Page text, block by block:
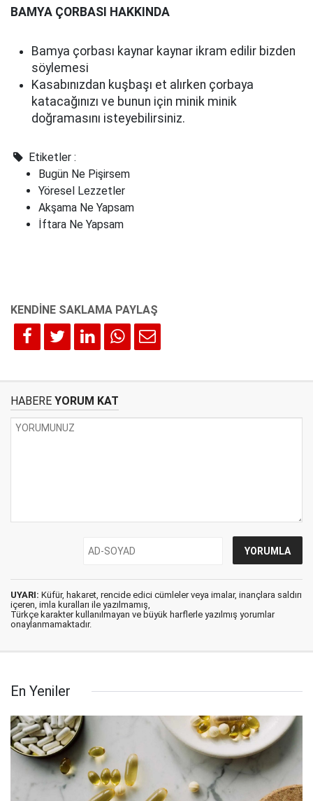
BAMYA ÇORBASI HAKKINDA
Bamya çorbası kaynar kaynar ikram edilir bizden
söylemesi
Kasabınızdan kuşbaşı et alırken çorbaya
katacağınızı ve bunun için minik minik
doğramasını isteyebilirsiniz.
Etiketler :
Bugün Ne Pişirsem
Yöresel Lezzetler
Akşama Ne Yapsam
İftara Ne Yapsam
HABERE YORUM KAT
UYARI: Küfür, hakaret, rencide edici cümleler veya imalar, inançlara saldırı
içeren, imla kuralları ile yazılmamış,
Türkçe karakter kullanılmayan ve büyük harflerle yazılmış yorumlar
onaylanmamaktadır.
En Yeniler